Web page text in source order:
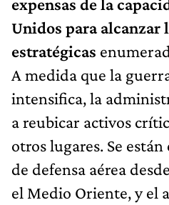
Unidos para alcanzar
estratégicas
A medida que la
intensifica, la
a reubicar activos
otros lugares. Se
de defensa aérea
el Medio Oriente, y el